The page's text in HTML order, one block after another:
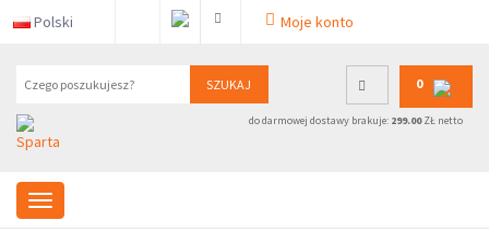
Polski Moje konto
SZUKAJ 0
do darmowej dostawy brakuje: 299.00ZŁ netto